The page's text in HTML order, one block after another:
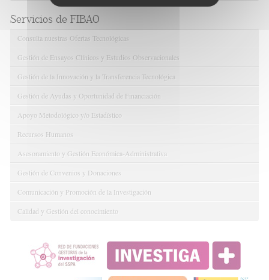
Servicios de FIBAO
Consulta nuestras Ofertas Tecnológicas
Gestión de Ensayos Clínicos y Estudios Observacionales
Gestión de la Innovación y la Transferencia Tecnológica
Gestión de Ayudas y Oportunidad de Financiación
Apoyo Metodológico y/o Estadístico
Recursos Humanos
Asesoramiento y Gestión Económica-Administrativa
Gestión de Convenios y Donaciones
Comunicación y Promoción de la Investigación
Calidad y Gestión del conocimiento